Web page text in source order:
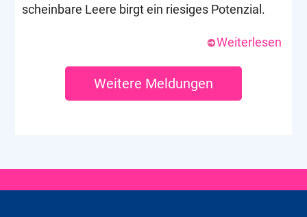
scheinbare Leere birgt ein riesiges Potenzial.
Weiterlesen
Weitere Meldungen